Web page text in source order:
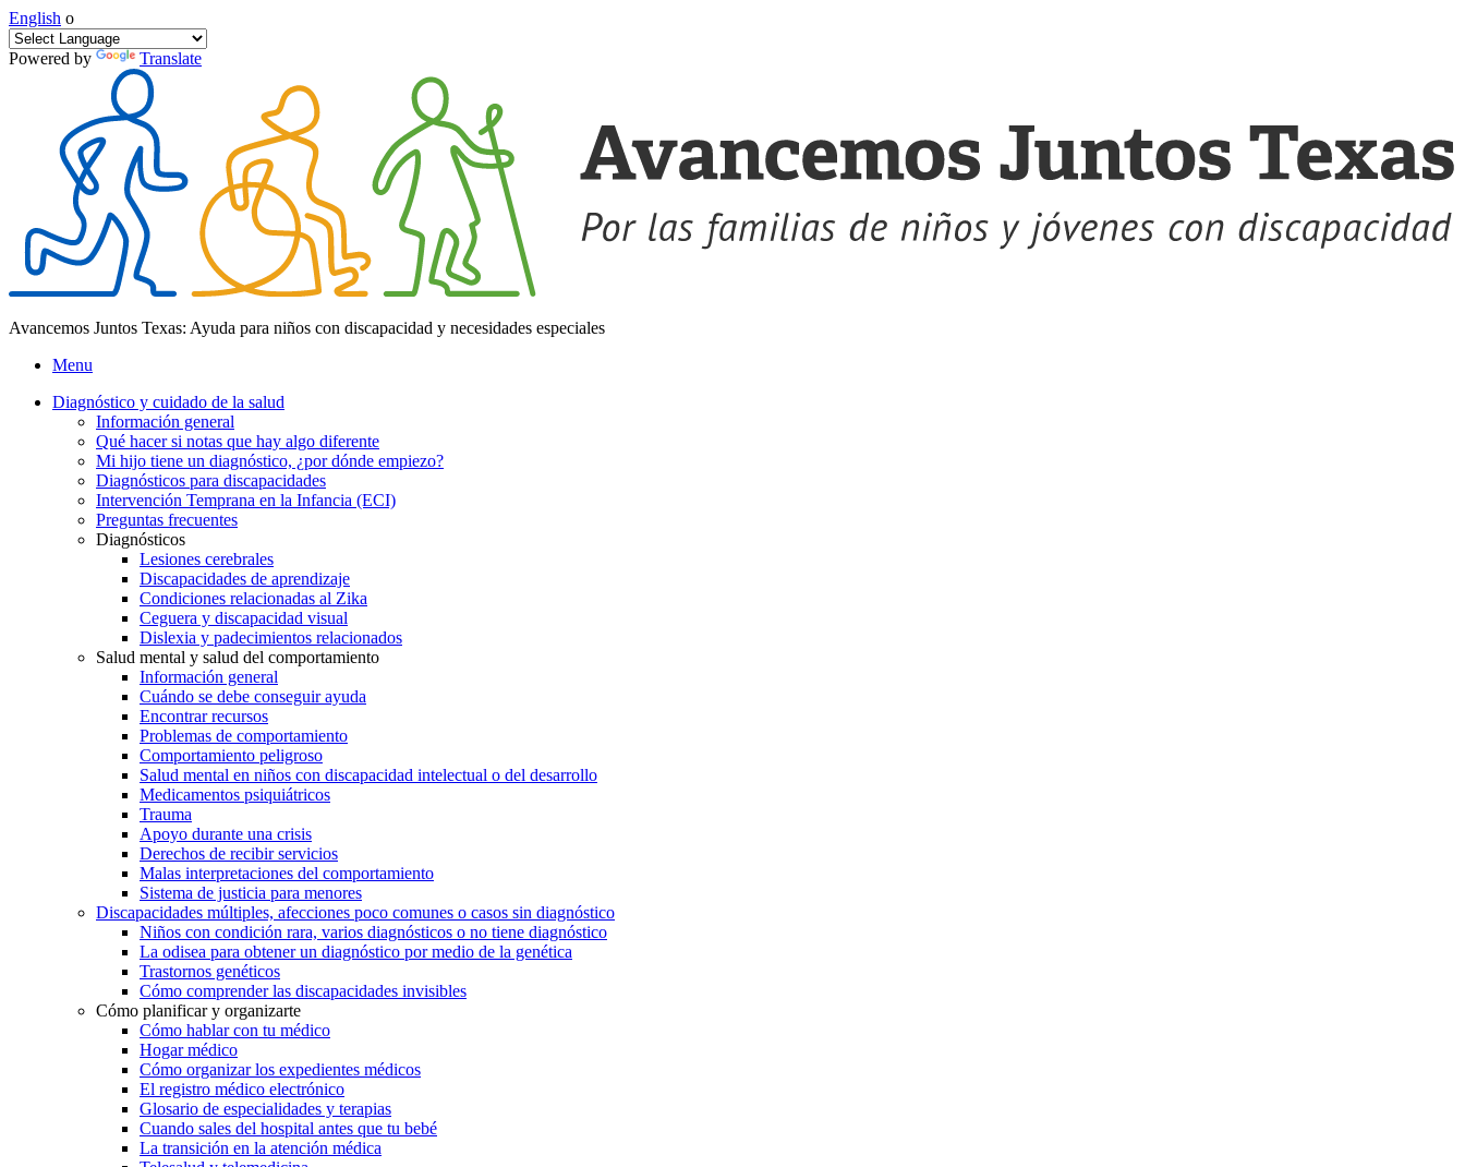
English o
Powered by Translate
Avancemos Juntos Texas: Ayuda para niños con discapacidad y necesidades especiales
Menu
Diagnóstico y cuidado de la salud
Información general
Qué hacer si notas que hay algo diferente
Mi hijo tiene un diagnóstico, ¿por dónde empiezo?
Diagnósticos para discapacidades
Intervención Temprana en la Infancia (ECI)
Preguntas frecuentes
Diagnósticos
Lesiones cerebrales
Discapacidades de aprendizaje
Condiciones relacionadas al Zika
Ceguera y discapacidad visual
Dislexia y padecimientos relacionados
Salud mental y salud del comportamiento
Información general
Cuándo se debe conseguir ayuda
Encontrar recursos
Problemas de comportamiento
Comportamiento peligroso
Salud mental en niños con discapacidad intelectual o del desarrollo
Medicamentos psiquiátricos
Trauma
Apoyo durante una crisis
Derechos de recibir servicios
Malas interpretaciones del comportamiento
Sistema de justicia para menores
Discapacidades múltiples, afecciones poco comunes o casos sin diagnóstico
Niños con condición rara, varios diagnósticos o no tiene diagnóstico
La odisea para obtener un diagnóstico por medio de la genética
Trastornos genéticos
Cómo comprender las discapacidades invisibles
Cómo planificar y organizarte
Cómo hablar con tu médico
Hogar médico
Cómo organizar los expedientes médicos
El registro médico electrónico
Glosario de especialidades y terapias
Cuando sales del hospital antes que tu bebé
La transición en la atención médica